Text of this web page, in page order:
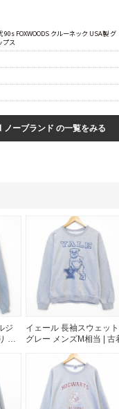
FOXWOODS クルーネック USA製 グ
プス
ノーブランド の一覧をみる
ジ
グ
イェール 長袖スウェット
グレー メンズM相当 | 古